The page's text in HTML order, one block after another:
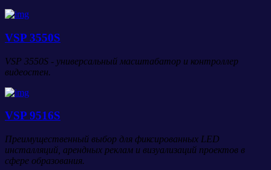
VSP 3550S
VSP 3550S - универсальный масштабатор и контроллер
видеостен.
VSP 9516S
Преимущественный выбор для фиксированных LED
инсталляций, арендных реклам и визуализаций проектов в
сфере образования.